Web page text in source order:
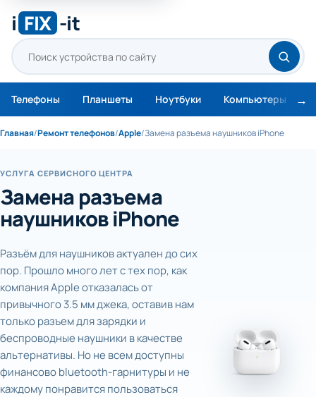
i FIX -it
Телефоны Планшеты Ноутбуки Компьютеры
Главная/Ремонт телефонов/Apple/Замена разъема наушников iPhone
УСЛУГА СЕРВИСНОГО ЦЕНТРА
Замена разъема
наушников iPhone
Разъём для наушников актуален до сих
пор. Прошло много лет с тех пор, как
компания Apple отказалась от
привычного 3.5 мм джека, оставив нам
только разъем для зарядки и
беспроводные наушники в качестве
альтернативы. Но не всем доступны
финансово bluetooth-гарнитуры и не
каждому понравится пользоваться